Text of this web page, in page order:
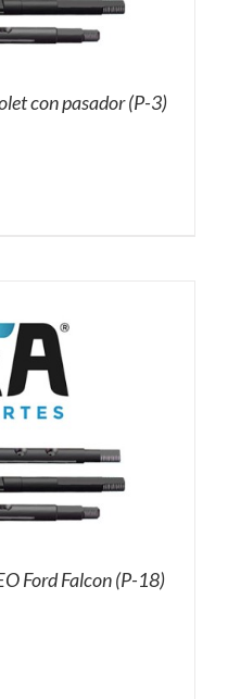
con pasador (P-3)
Ford Falcon (P-18)